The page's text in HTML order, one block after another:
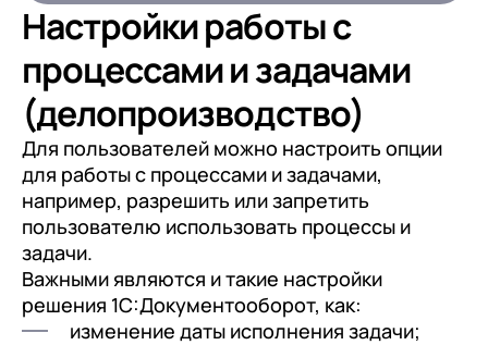
Настройки работы с
процессами и задачами
(делопроизводство)
Для пользователей можно настроить опции
для работы с процессами и задачами,
например, разрешить или запретить
пользователю использовать процессы и
задачи.
Важными являются и такие настройки
решения 1С:Документооборот, как:
изменение даты исполнения задачи;